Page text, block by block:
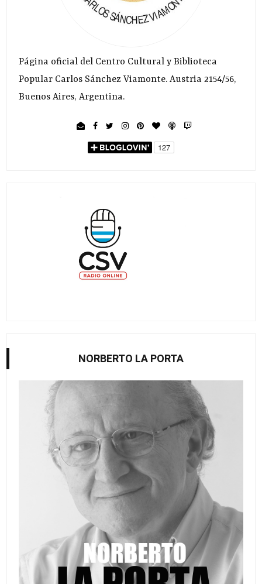
Página oficial del Centro Cultural y Biblioteca
Popular Carlos Sánchez Viamonte. Austria 2154/56,
Buenos Aires, Argentina.
NORBERTO LA PORTA